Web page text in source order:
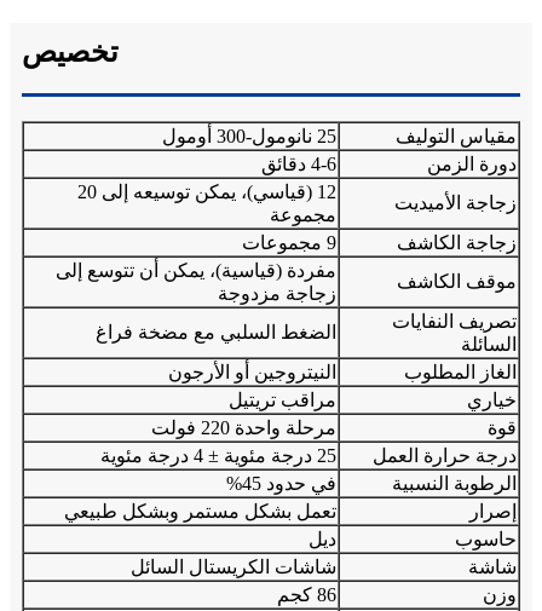
تخصيص
مقياس التوليف
25 نانومول-300 أومول
دورة الزمن
4-6 دقائق
زجاجة الأميديت
12 (قياسي)، يمكن توسيعه إلى 20
مجموعة
زجاجة الكاشف
9 مجموعات
موقف الكاشف
مفردة (قياسية)، يمكن أن تتوسع إلى
زجاجة مزدوجة
تصريف النفايات
السائلة
الضغط السلبي مع مضخة فراغ
الغاز المطلوب
النيتروجين أو الأرجون
خياري
مراقب تريتيل
قوة
مرحلة واحدة 220 فولت
درجة حرارة العمل
25 درجة مئوية ± 4 درجة مئوية
الرطوبة النسبية
في حدود 45%
إصرار
تعمل بشكل مستمر وبشكل طبيعي
حاسوب
ديل
شاشة
شاشات الكريستال السائل
وزن
86 كجم